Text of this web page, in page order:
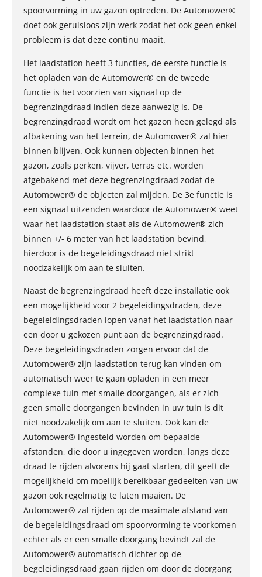
spoorvorming in uw gazon optreden. De Automower®
doet ook geruisloos zijn werk zodat het ook geen enkel
probleem is dat deze continu maait.
Het laadstation heeft 3 functies, de eerste functie is
het opladen van de Automower® en de tweede
functie is het voorzien van signaal op de
begrenzingdraad indien deze aanwezig is. De
begrenzingdraad wordt om het gazon heen gelegd als
afbakening van het terrein, de Automower® zal hier
binnen blijven. Ook kunnen objecten binnen het
gazon, zoals perken, vijver, terras etc. worden
afgebakend met deze begrenzingdraad zodat de
Automower® de objecten zal mijden. De 3e functie is
een signaal uitzenden waardoor de Automower® weet
waar het laadstation staat als de Automower® zich
binnen +/- 6 meter van het laadstation bevind,
hierdoor is de begeleidingsdraad niet strikt
noodzakelijk om aan te sluiten.
Naast de begrenzingdraad heeft deze installatie ook
een mogelijkheid voor 2 begeleidingsdraden, deze
begeleidingsdraden lopen vanaf het laadstation naar
een door u gekozen punt aan de begrenzingdraad.
Deze begeleidingsdraden zorgen ervoor dat de
Automower® zijn laadstation terug kan vinden om
automatisch weer te gaan opladen in een meer
complexe tuin met smalle doorgangen, als er zich
geen smalle doorgangen bevinden in uw tuin is dit
niet noodzakelijk om aan te sluiten. Ook kan de
Automower® ingesteld worden om bepaalde
afstanden, die door u ingegeven worden, langs deze
draad te rijden alvorens hij gaat starten, dit geeft de
mogelijkheid om moeilijk bereikbaar gedeelten van uw
gazon ook regelmatig te laten maaien. De
Automower® zal rijden op de maximale afstand van
de begeleidingsdraad om spoorvorming te voorkomen
echter als er een smalle doorgang bevindt zal de
Automower® automatisch dichter op de
begeleidingsdraad gaan rijden om door de doorgang